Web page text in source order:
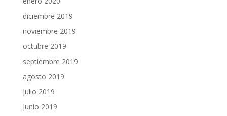
diciembre 2019
noviembre 2019
octubre 2019
septiembre 2019
agosto 2019
julio 2019
junio 2019